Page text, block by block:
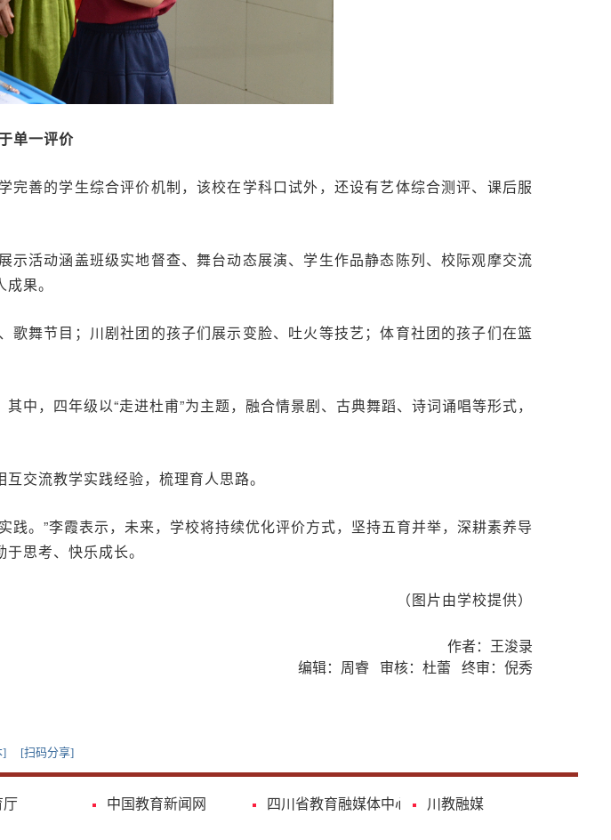
单一评价
善的学生综合评价机制，该校在学科口试外，还设有艺体综合测评、课后服
活动涵盖班级实地督查、舞台动态展演、学生作品静态陈列、校际观摩交流
果。
舞节目；川剧社团的孩子们展示变脸、吐火等技艺；体育社团的孩子们在篮
中，四年级以“走进杜甫”为主题，融合情景剧、古典舞蹈、诗词诵唱等形式，
交流教学实践经验，梳理育人思路。
。”李霞表示，未来，学校将持续优化评价方式，坚持五育并举，深耕素养导
思考、快乐成长。
（图片由学校提供）
作者：王浚录
编辑：周睿 审核：杜蕾 终审：倪秀
] [扫码分享]
厅 中国教育新闻网 四川省教育融媒体中心 川教融媒